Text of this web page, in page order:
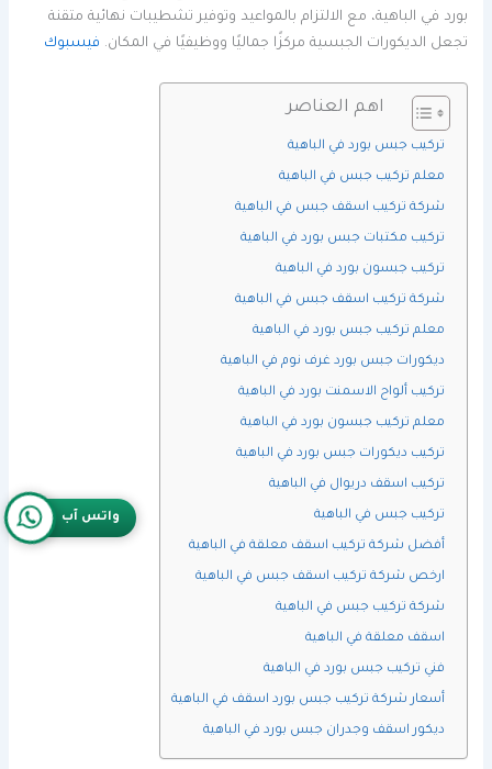
بورد في الباهية، مع الالتزام بالمواعيد وتوفير تشطيبات نهائية متقنة
تجعل الديكورات الجبسية مركزًا جماليًا ووظيفيًا في المكان. فيسبوك
اهم العناصر
تركيب جبس بورد في الباهية
معلم تركيب جبس في الباهية
شركة تركيب اسقف جبس في الباهية
تركيب مكتبات جبس بورد في الباهية
تركيب جبسون بورد في الباهية
شركة تركيب اسقف جبس في الباهية
معلم تركيب جبس بورد في الباهية
ديكورات جبس بورد غرف نوم في الباهية
تركيب ألواح الاسمنت بورد في الباهية
معلم تركيب جبسون بورد في الباهية
تركيب ديكورات جبس بورد في الباهية
تركيب اسقف دريوال في الباهية
تركيب جبس في الباهية
أفضل شركة تركيب اسقف معلقة في الباهية
ارخص شركة تركيب اسقف جبس في الباهية
شركة تركيب جبس في الباهية
اسقف معلقة في الباهية
فني تركيب جبس بورد في الباهية
أسعار شركة تركيب جبس بورد اسقف في الباهية
ديكور اسقف وجدران جبس بورد في الباهية
واتس آب